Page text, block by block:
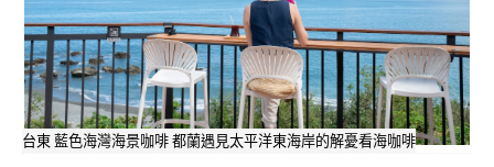
台東 藍色海灣海景咖啡 都蘭遇見太平洋東海岸的解憂看海咖啡